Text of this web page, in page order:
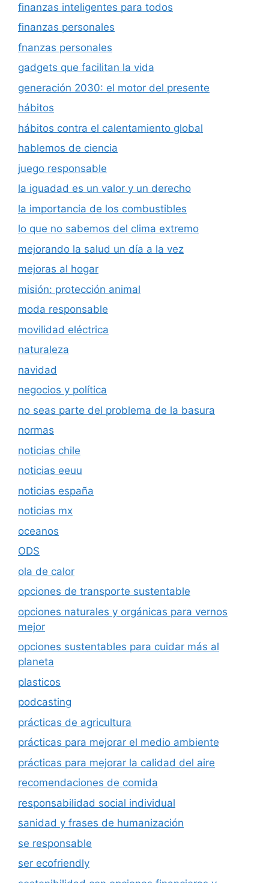
finanzas inteligentes para todos
finanzas personales
fnanzas personales
gadgets que facilitan la vida
generación 2030: el motor del presente
hábitos
hábitos contra el calentamiento global
hablemos de ciencia
juego responsable
la iguadad es un valor y un derecho
la importancia de los combustibles
lo que no sabemos del clima extremo
mejorando la salud un día a la vez
mejoras al hogar
misión: protección animal
moda responsable
movilidad eléctrica
naturaleza
navidad
negocios y política
no seas parte del problema de la basura
normas
noticias chile
noticias eeuu
noticias españa
noticias mx
oceanos
ODS
ola de calor
opciones de transporte sustentable
opciones naturales y orgánicas para vernos
mejor
opciones sustentables para cuidar más al
planeta
plasticos
podcasting
prácticas de agricultura
prácticas para mejorar el medio ambiente
prácticas para mejorar la calidad del aire
recomendaciones de comida
responsabilidad social individual
sanidad y frases de humanización
se responsable
ser ecofriendly